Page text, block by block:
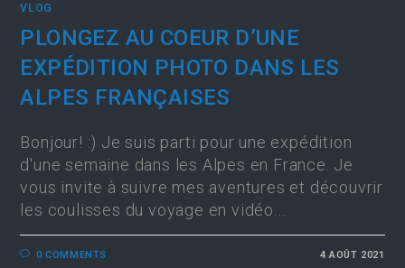
VLOG
PLONGEZ AU COEUR D’UNE
EXPÉDITION PHOTO DANS LES
ALPES FRANÇAISES
Bonjour! :) Je suis parti pour une expédition
d'une semaine dans les Alpes en France. Je
vous invite à suivre mes aventures et découvrir
les coulisses du voyage en vidéo.…
0 COMMENTS 4 AOÛT 2021